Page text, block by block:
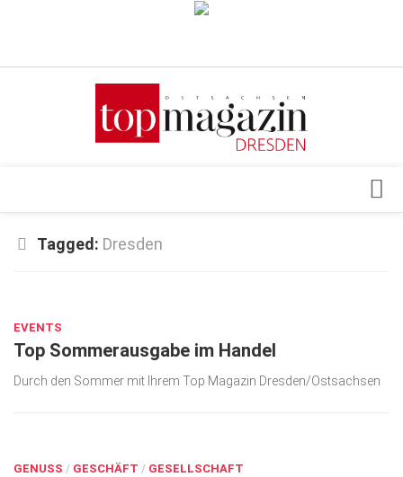
Verkaufsstellen
Top Gesundheitsforum Dresden / Ostsachsen
Geschäft
gesund & schön
Lifestyle
Tagged: Dresden
EVENTS
Top Sommerausgabe im Handel
Durch den Sommer mit Ihrem Top Magazin Dresden/Ostsachsen
GENUSS / GESCHÄFT / GESELLSCHAFT